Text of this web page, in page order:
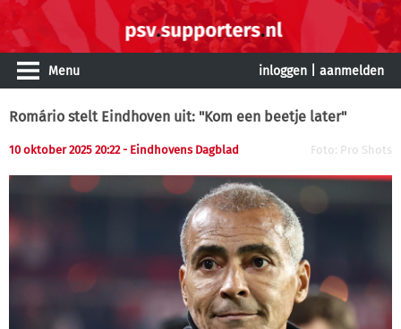
Menu inloggen aanmelden
Romário stelt Eindhoven uit: "Kom een beetje later"
10 oktober 2025 20:22 - Eindhovens Dagblad Foto: Pro Shots